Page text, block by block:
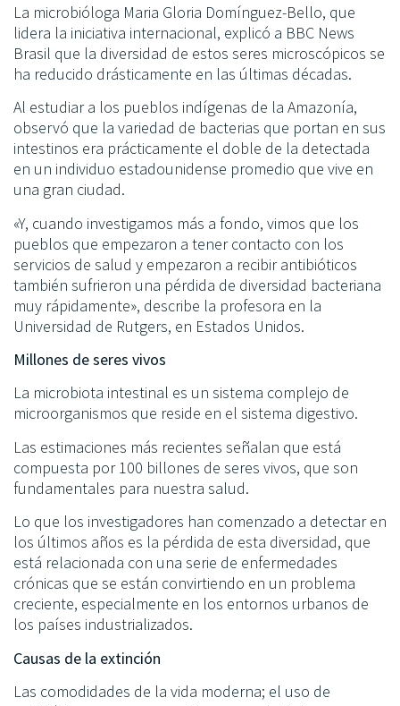
La microbióloga Maria Gloria Domínguez-Bello, que
lidera la iniciativa internacional, explicó a BBC News
Brasil que la diversidad de estos seres microscópicos se
ha reducido drásticamente en las últimas décadas.
Al estudiar a los pueblos indígenas de la Amazonía,
observó que la variedad de bacterias que portan en sus
intestinos era prácticamente el doble de la detectada
en un individuo estadounidense promedio que vive en
una gran ciudad.
«Y, cuando investigamos más a fondo, vimos que los
pueblos que empezaron a tener contacto con los
servicios de salud y empezaron a recibir antibióticos
también sufrieron una pérdida de diversidad bacteriana
muy rápidamente», describe la profesora en la
Universidad de Rutgers, en Estados Unidos.
Millones de seres vivos
La microbiota intestinal es un sistema complejo de
microorganismos que reside en el sistema digestivo.
Las estimaciones más recientes señalan que está
compuesta por 100 billones de seres vivos, que son
fundamentales para nuestra salud.
Lo que los investigadores han comenzado a detectar en
los últimos años es la pérdida de esta diversidad, que
está relacionada con una serie de enfermedades
crónicas que se están convirtiendo en un problema
creciente, especialmente en los entornos urbanos de
los países industrializados.
Causas de la extinción
Las comodidades de la vida moderna; el uso de